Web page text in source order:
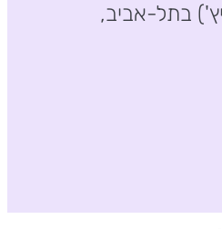
בתל-אביב,